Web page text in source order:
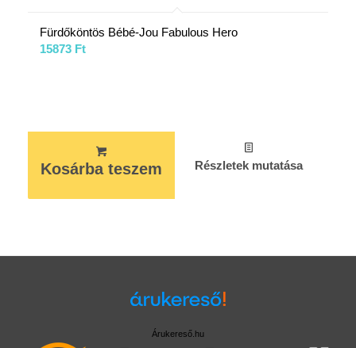
Fürdőköntös Bébé-Jou Fabulous Hero
15873 Ft
Kosárba teszem Részletek mutatása
Árukereső.hu